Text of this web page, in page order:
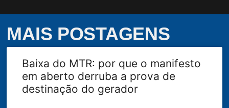
MAIS POSTAGENS
Baixa do MTR: por que o manifesto
em aberto derruba a prova de
destinação do gerador